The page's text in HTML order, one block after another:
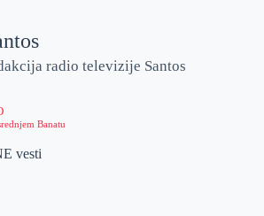
radio televizije Santos
Banatu
vesti